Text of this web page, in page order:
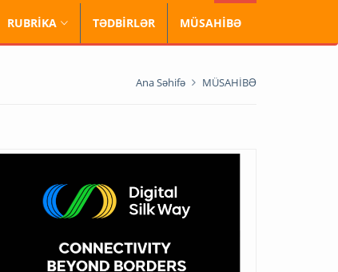
RUBRİKA TƏDBİRLƏR MÜSAHİBƏ
Ana Səhifə MÜSAHİBƏ